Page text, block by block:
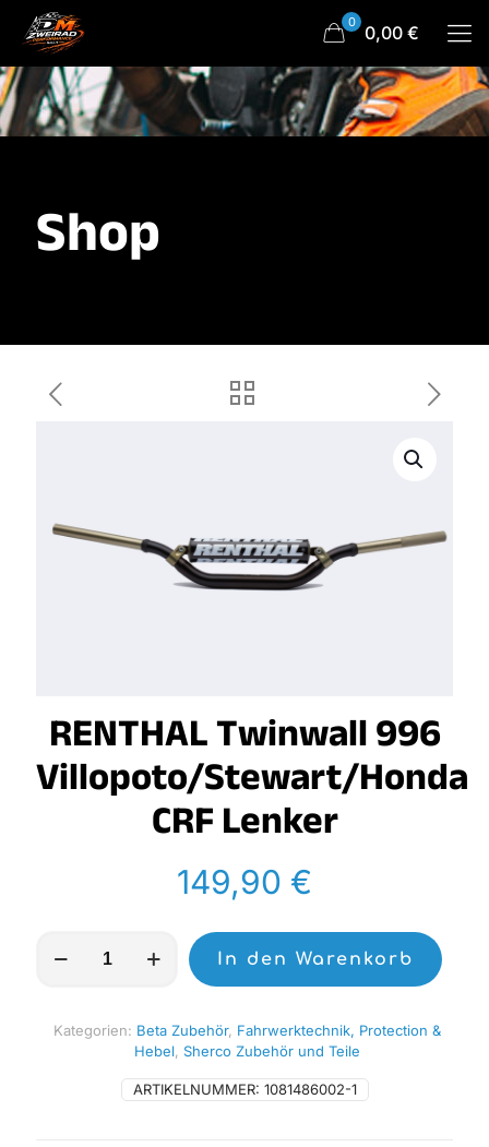
0 0,00 €
Shop
RENTHAL Twinwall 996
Villopoto/Stewart/Honda
CRF Lenker
149,90 €
Twinwall
CRF
In den Warenkorb
ARTIKELNUMMER: 1081486002-1
Kategorien: Beta Zubehör, Fahrwerktechnik, Protection &
Hebel, Sherco Zubehör und Teile